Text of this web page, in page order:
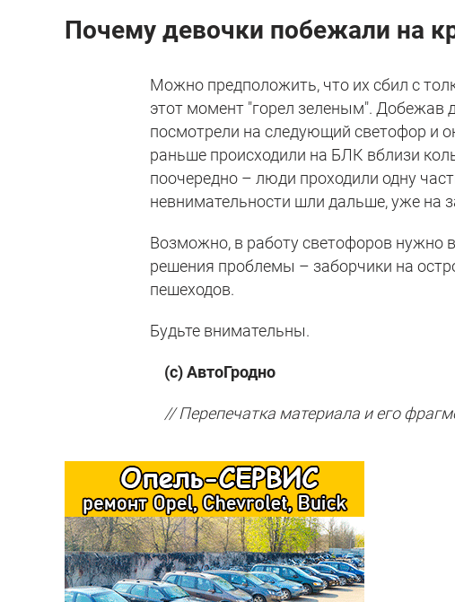
Почему девочки побежали на
Можно предположить, что их сбил с
этот момент "горел зеленым". Добежав
посмотрели на следующий светофор и
раньше происходили на БЛК вблизи
поочередно – люди проходили одну
невнимательности шли дальше, уже на
Возможно, в работу светофоров нужно
решения проблемы – заборчики на
пешеходов.
Будьте внимательны.
(с) АвтоГродно
// Перепечатка материала и его